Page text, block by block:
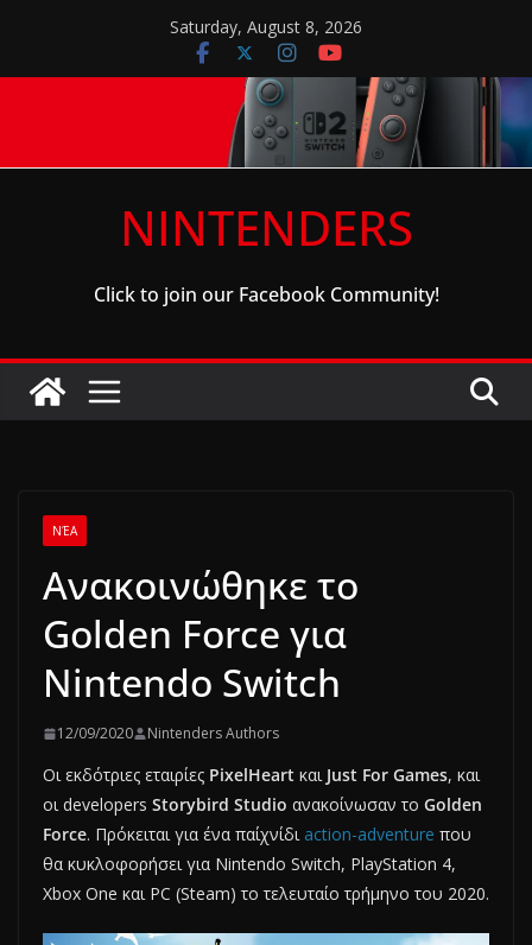
content
Saturday, August 8, 2026
NINTENDERS
Click to join our Facebook Community!
ΝΈΑ
Ανακοινώθηκε το
Golden Force για
Nintendo Switch
12/09/2020 Nintenders Authors
Οι εκδότριες εταιρίες PixelHeart και Just For Games, και
οι developers Storybird Studio ανακοίνωσαν το Golden
Force. Πρόκειται για ένα παίχνίδι action-adventure που
θα κυκλοφορήσει για Nintendo Switch, PlayStation 4,
Xbox One και PC (Steam) το τελευταίο τρήμηνο του 2020.